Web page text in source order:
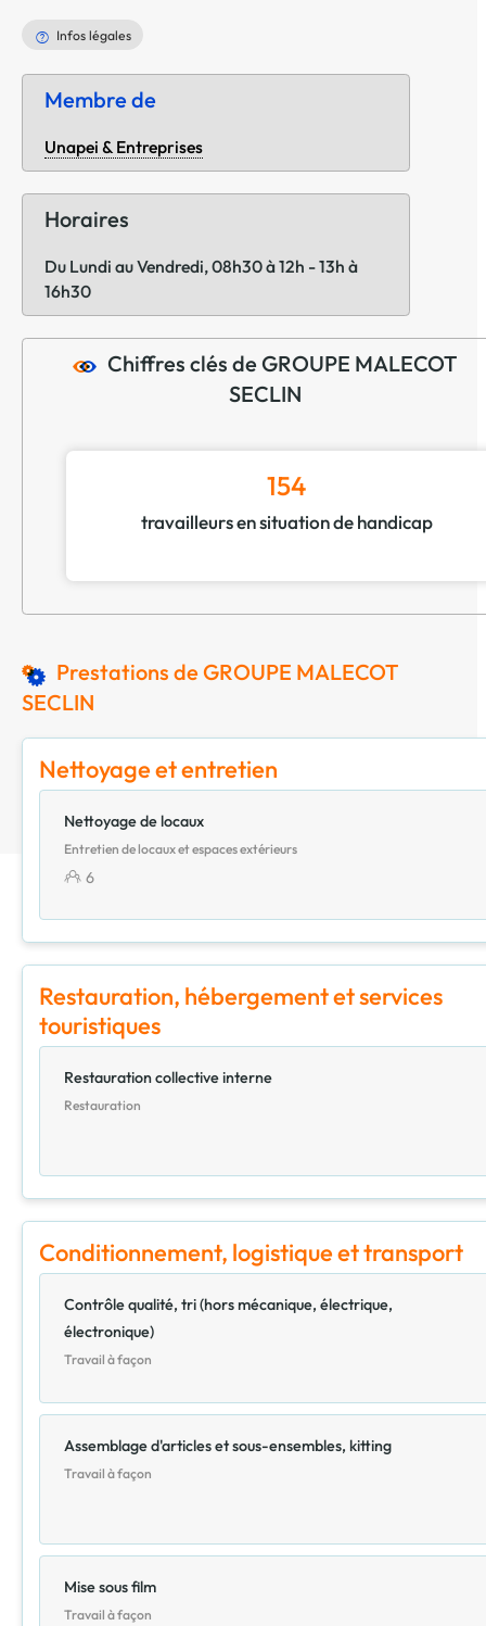
Infos légales
Membre de
Unapei & Entreprises
Horaires
Du Lundi au Vendredi, 08h30 à 12h - 13h à
16h30
Chiffres clés de GROUPE MALECOT
SECLIN
154
travailleurs en situation de handicap
Prestations de GROUPE MALECOT
SECLIN
Nettoyage et entretien
Nettoyage de locaux
Entretien de locaux et espaces extérieurs
6
Restauration, hébergement et services
touristiques
Restauration collective interne
Restauration
Conditionnement, logistique et transport
Contrôle qualité, tri (hors mécanique, électrique,
électronique)
Travail à façon
Assemblage d'articles et sous-ensembles, kitting
Travail à façon
Mise sous film
Travail à façon